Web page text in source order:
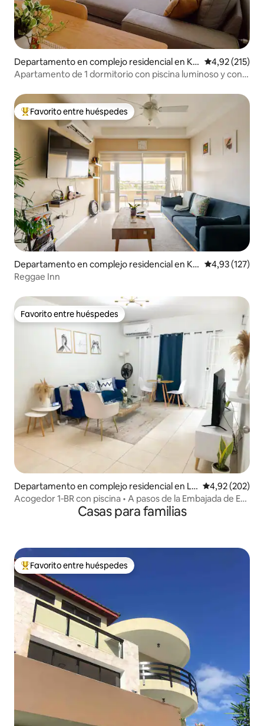
Departamento en complejo residencial en Kin
gston
Calificación
4,92 (215)
Apartamento de 1 dormitorio con piscina luminoso y con
Favorito entre los huéspedes más destacados
Favorito entre huéspedes
Departamento en complejo residencial en Kin
gston
Calificación
4,93 (127)
Reggae Inn
Favorito entre huéspedes
Favorito entre huéspedes
Departamento en complejo residencial en Li
guanea
Calificación
4,92 (202)
Acogedor 1‑BR con piscina • A pasos de la Embajada de EE.
Casas para familias
Favorito entre los huéspedes más destacados
Favorito entre huéspedes